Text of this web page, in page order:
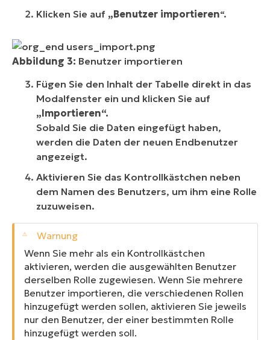
Klicken Sie auf „Benutzer importieren“.
Abbildung 3: Benutzer importieren
Fügen Sie den Inhalt der Tabelle direkt in das
Modalfenster ein und klicken Sie auf
„Importieren“.
Sobald Sie die Daten eingefügt haben,
werden die Daten der neuen Endbenutzer
angezeigt.
Aktivieren Sie das Kontrollkästchen neben
dem Namen des Benutzers, um ihm eine Rolle
zuzuweisen.
Wenn Sie mehr als ein Kontrollkästchen
aktivieren, werden die ausgewählten Benutzer
derselben Rolle zugewiesen. Wenn Sie mehrere
Benutzer importieren, die verschiedenen Rollen
hinzugefügt werden sollen, aktivieren Sie jeweils
nur den Benutzer, der einer bestimmten Rolle
hinzugefügt werden soll.